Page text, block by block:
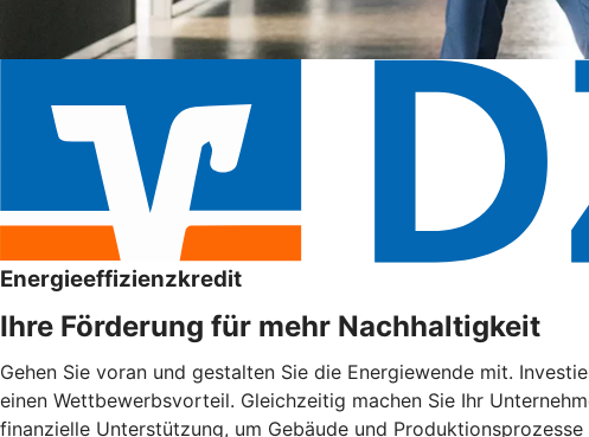
Energieeffizienzkredit
Ihre Förderung für mehr Nachhaltigkeit
Gehen Sie voran und gestalten Sie die Energiewende mit.
einen Wettbewerbsvorteil. Gleichzeitig machen Sie Ihr
finanzielle Unterstützung, um Gebäude und